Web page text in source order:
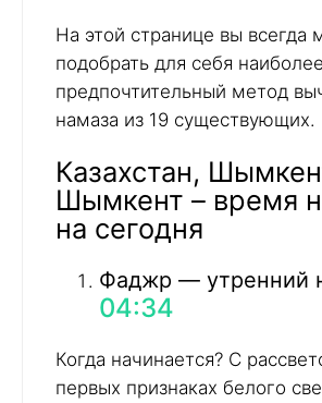
На этой странице вы всегда
подобрать для себя наиболее
предпочтительный метод
намаза из 19 существующих.
Казахстан,
Шымкент – время
на сегодня
Фаджр — утренний
04:34
Когда начинается? С
первых признаках белого